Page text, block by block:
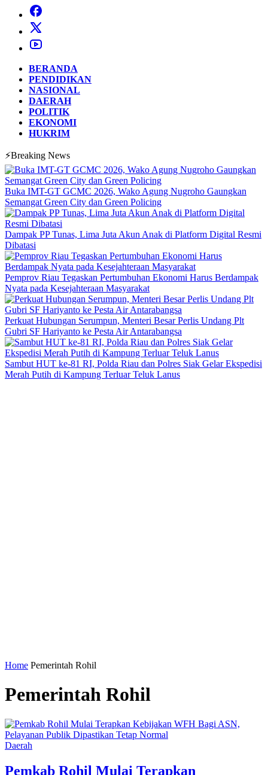
BERANDA
PENDIDIKAN
NASIONAL
DAERAH
POLITIK
EKONOMI
HUKRIM
⚡Breaking News
Buka IMT-GT GCMC 2026, Wako Agung Nugroho Gaungkan
Semangat Green City dan Green Policing
Dampak PP Tunas, Lima Juta Akun Anak di Platform Digital Resmi
Dibatasi
Pemprov Riau Tegaskan Pertumbuhan Ekonomi Harus Berdampak
Nyata pada Kesejahteraan Masyarakat
Perkuat Hubungan Serumpun, Menteri Besar Perlis Undang Plt
Gubri SF Hariyanto ke Pesta Air Antarabangsa
Sambut HUT ke-81 RI, Polda Riau dan Polres Siak Gelar Ekspedisi
Merah Putih di Kampung Terluar Teluk Lanus
Home Pemerintah Rohil
Pemerintah Rohil
Daerah
Pemkab Rohil Mulai Terapkan